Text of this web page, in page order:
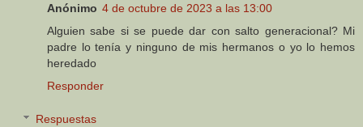
Anónimo 4 de octubre de 2023 a las 13:00
Alguien sabe si se puede dar con salto generacional? Mi
padre lo tenía y ninguno de mis hermanos o yo lo hemos
heredado
Responder
Respuestas